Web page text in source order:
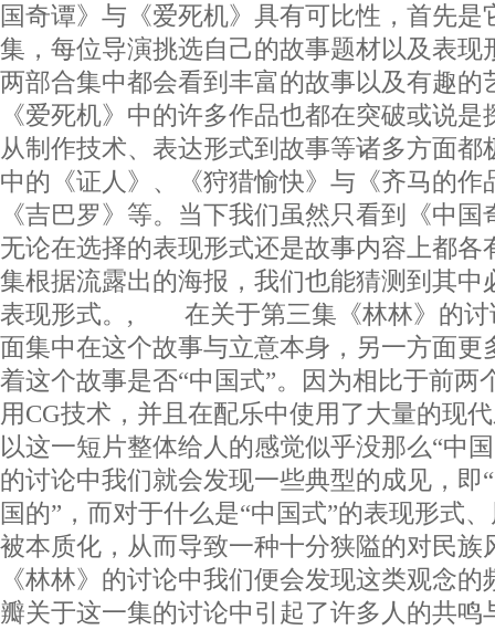
国奇谭》与《爱死机》具有可比性，首先是
集，每位导演挑选自己的故事题材以及表现
两部合集中都会看到丰富的故事以及有趣的
《爱死机》中的许多作品也都在突破或说
从制作技术、表达形式到故事等诸多方面都
中的《证人》、《狩猎愉快》与《齐马的作
《吉巴罗》等。当下我们虽然只看到《中
无论在选择的表现形式还是故事内容上都各
集根据流露出的海报，我们也能猜测到其中
表现形式。, 在关于第三集《林林》的讨
面集中在这个故事与立意本身，另一方面更
着这个故事是否“中国式”。因为相比于前两
用CG技术，并且在配乐中使用了大量的现
以这一短片整体给人的感觉似乎没那么“中
的讨论中我们就会发现一些典型的成见，即
国的”，而对于什么是“中国式”的表现形式
被本质化，从而导致一种十分狭隘的对民族
《林林》的讨论中我们便会发现这类观念
瓣关于这一集的讨论中引起了许多人的